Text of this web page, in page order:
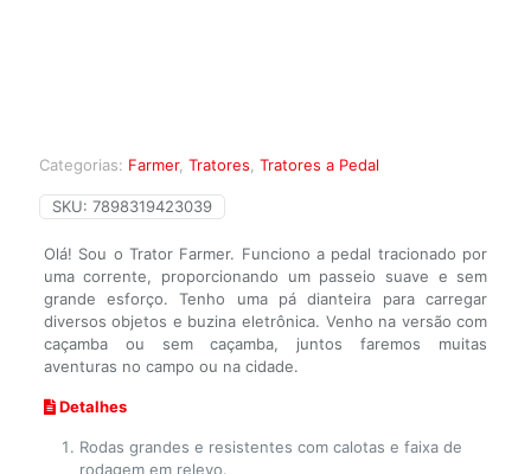
Categorias: Farmer, Tratores Tratores a Pedal
SKU: 7898319423039
Olá! Sou o Trator Farmer. Funciono a pedal tracionado por
uma corrente, proporcionando um passeio suave e sem
grande esforço. Tenho uma pá dianteira para carregar
diversos objetos e buzina eletrônica. Venho na versão com
caçamba ou sem caçamba, juntos faremos muitas
aventuras no campo ou na cidade.
Detalhes
Rodas grandes e resistentes com calotas e faixa de
rodagem em relevo.